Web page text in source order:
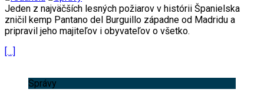
Jeden z najväčších lesných požiarov v histórii Španielska
zničil kemp Pantano del Burguillo západne od Madridu a
pripravil jeho majiteľov i obyvateľov o všetko.
[…]
Správy